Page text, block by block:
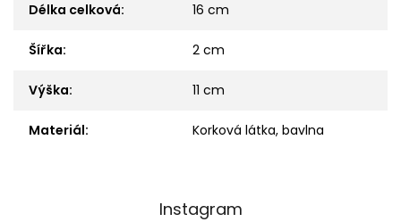
Délka celková: 16 cm
Šířka: 2 cm
Výška: 11 cm
Materiál: Korková látka, bavlna
Instagram